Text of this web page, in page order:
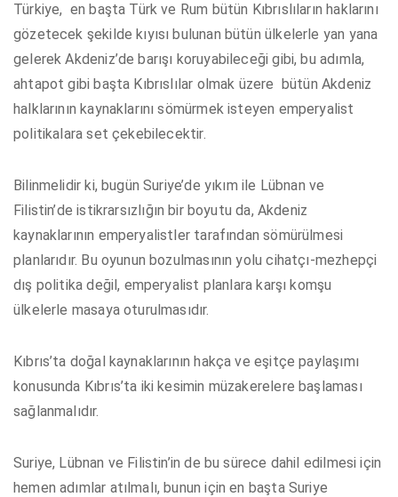
Türkiye, en başta Türk ve Rum bütün Kıbrıslıların haklarını
gözetecek şekilde kıyısı bulunan bütün ülkelerle yan yana
gelerek Akdeniz’de barışı koruyabileceği gibi, bu adımla,
ahtapot gibi başta Kıbrıslılar olmak üzere bütün Akdeniz
halklarının kaynaklarını sömürmek isteyen emperyalist
politikalara set çekebilecektir.
Bilinmelidir ki, bugün Suriye’de yıkım ile Lübnan ve
Filistin’de istikrarsızlığın bir boyutu da, Akdeniz
kaynaklarının emperyalistler tarafından sömürülmesi
planlarıdır. Bu oyunun bozulmasının yolu cihatçı-mezhepçi
dış politika değil, emperyalist planlara karşı komşu
ülkelerle masaya oturulmasıdır.
Kıbrıs’ta doğal kaynaklarının hakça ve eşitçe paylaşımı
konusunda Kıbrıs’ta iki kesimin müzakerelere başlaması
sağlanmalıdır.
Suriye, Lübnan ve Filistin’in de bu sürece dahil edilmesi için
hemen adımlar atılmalı, bunun için en başta Suriye